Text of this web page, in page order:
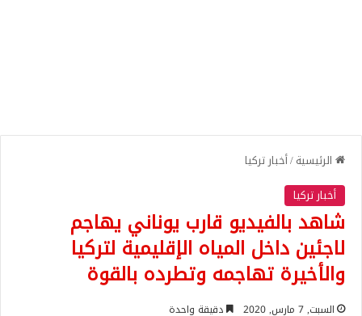
الرئيسية/أخبار تركيا
أخبار تركيا
شاهد بالفيديو قارب يوناني يهاجم
لاجئين داخل المياه الإقليمية لتركيا
والأخيرة تهاجمه وتطرده بالقوة
السبت, 7 مارس, 2020 دقيقة واحدة